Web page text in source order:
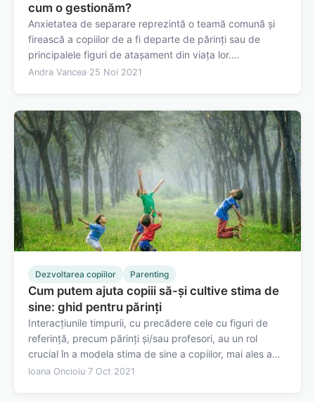
cum o gestionăm?
Anxietatea de separare reprezintă o teamă comună și
firească a copiilor de a fi departe de părinți sau de
principalele figuri de atașament din viața lor.
Comportamentul care apare în momentul separării
Andra Vancea· 25 Noi 2021
Dezvoltarea copiilor Parenting
Cum putem ajuta copiii să-și cultive stima de
sine: ghid pentru părinți
Interacțiunile timpurii, cu precădere cele cu figuri de
referință, precum părinți și/sau profesori, au un rol
crucial în a modela stima de sine a copiilor, mai ales a
celor de vârstă școlară mică. Chiar și în rândul părinților
Ioana Oncioiu·7 Oct 2021